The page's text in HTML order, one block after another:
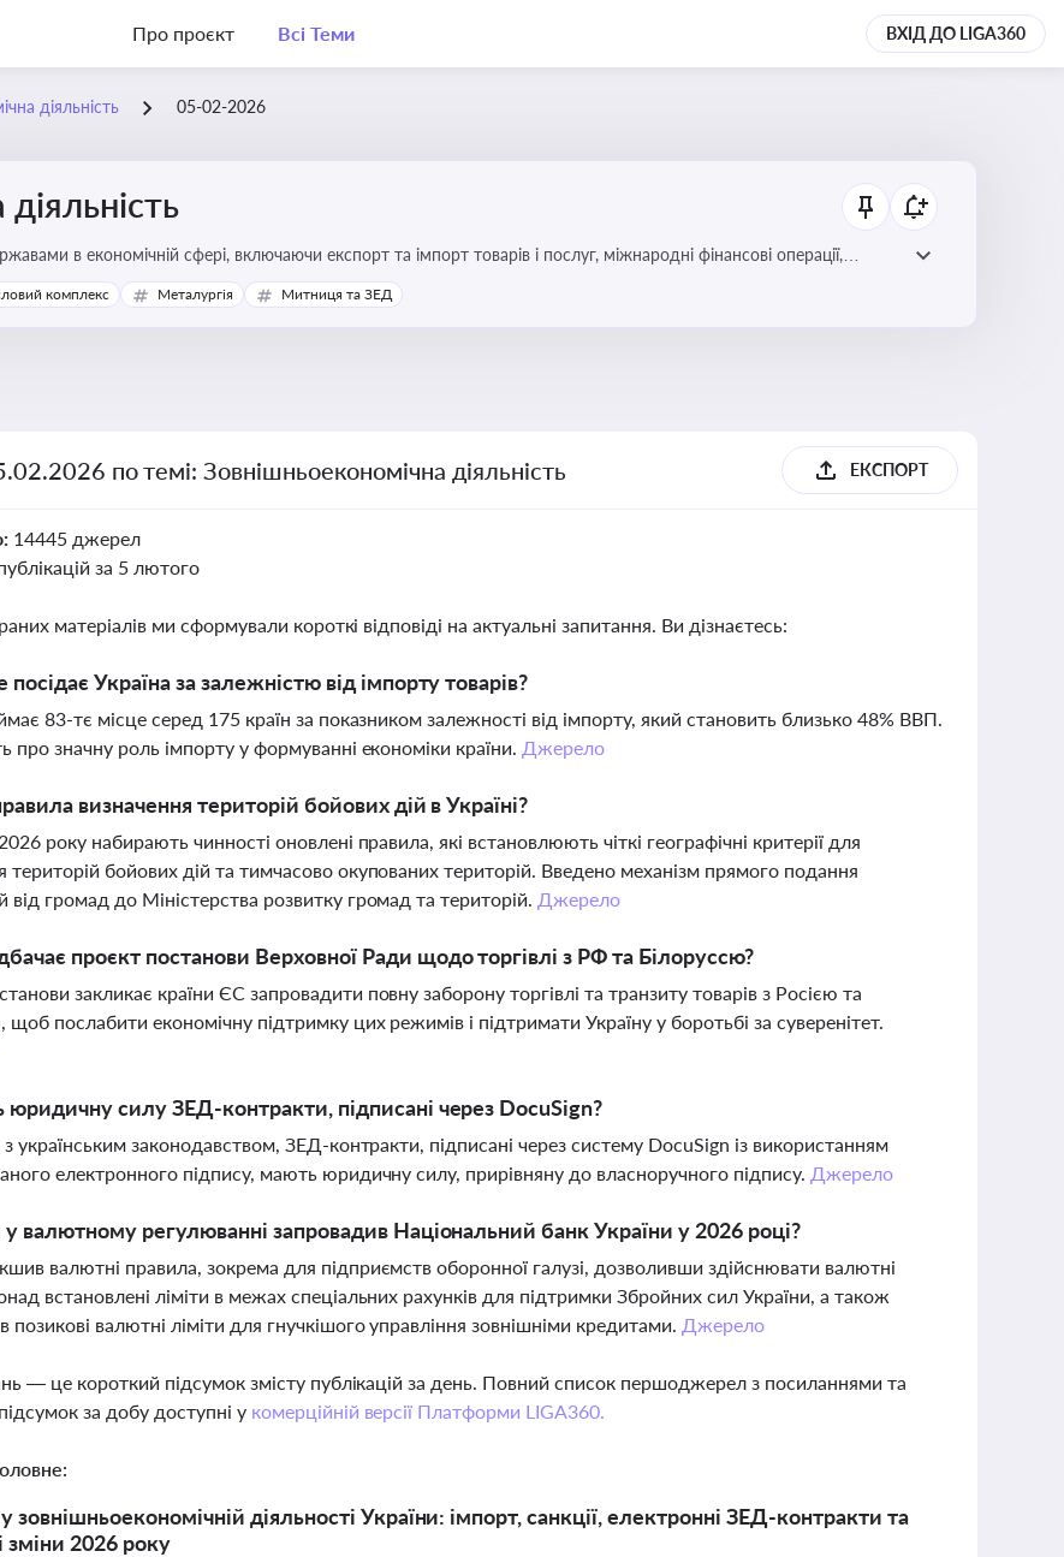
Про проєкт Всі Теми ВХІД ДО LIGA360
діяльність 05-02-2026
в економічній сфері, включаючи експорт та імпорт товарів і послуг, міжнародні фінансові операції,
комплекс Металургія Митниця та ЗЕД
по темі: Зовнішньоекономічна діяльність ЕКСПОРТ
14445 джерел
за 5 лютого
матеріалів ми сформували короткі відповіді на актуальні запитання. Ви дізнаєтесь:
посідає Україна за залежністю від імпорту товарів?
83-тє місце серед 175 країн за показником залежності від імпорту, який становить близько 48% ВВП.
про значну роль імпорту у формуванні економіки країни. Джерело
визначення територій бойових дій в Україні?
року набирають чинності оновлені правила, які встановлюють чіткі географічні критерії для
територій бойових дій та тимчасово окупованих територій. Введено механізм прямого подання
від громад до Міністерства розвитку громад та територій. Джерело
проєкт постанови Верховної Ради щодо торгівлі з РФ та Білоруссю?
закликає країни ЄС запровадити повну заборону торгівлі та транзиту товарів з Росією та
щоб послабити економічну підтримку цих режимів і підтримати Україну у боротьбі за суверенітет.
силу ЗЕД-контракти, підписані через DocuSign?
з українським законодавством, ЗЕД-контракти, підписані через систему DocuSign із використанням
електронного підпису, мають юридичну силу, прирівняну до власноручного підпису. Джерело
у валютному регулюванні запровадив Національний банк України у 2026 році?
валютні правила, зокрема для підприємств оборонної галузі, дозволивши здійснювати валютні
встановлені ліміти в межах спеціальних рахунків для підтримки Збройних сил України, а також
позикові валютні ліміти для гнучкішого управління зовнішніми кредитами. Джерело
— це короткий підсумок змісту публікацій за день. Повний список першоджерел з посиланнями та
за добу доступні у комерційній версії Платформи LIGA360.
зовнішньоекономічній діяльності України: імпорт, санкції, електронні ЗЕД-контракти та
зміни 2026 року